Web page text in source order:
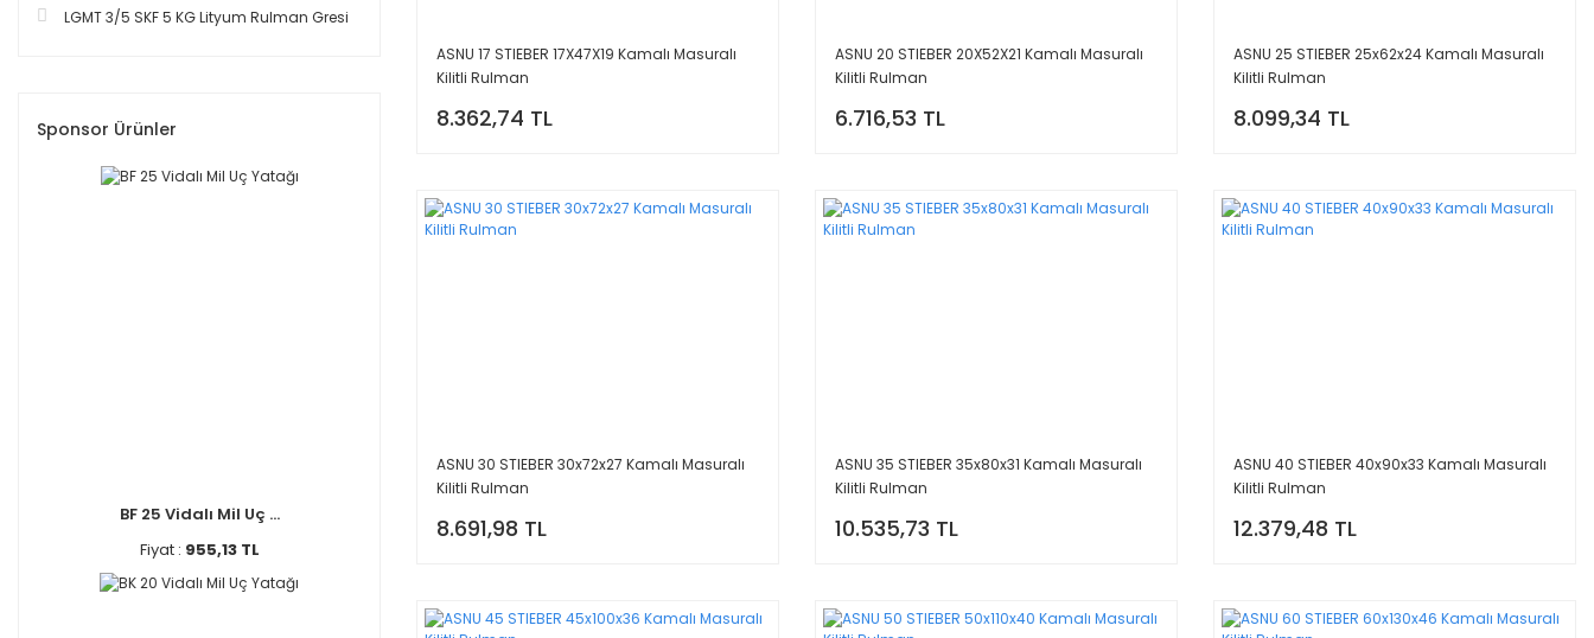
LGMT 3/5 SKF 5 KG Lityum Rulman Gresi
Sponsor Ürünler
BF 25 Vidalı Mil Uç ...
Fiyat : 955,13 TL
ASNU 17 STIEBER 17X47X19 Kamalı Masuralı
Kilitli Rulman
8.362,74 TL
ASNU 20 STIEBER 20X52X21 Kamalı Masuralı
Kilitli Rulman
6.716,53 TL
ASNU 25 STIEBER 25x62x24 Kamalı Masuralı
Kilitli Rulman
8.099,34 TL
ASNU 30 STIEBER 30x72x27 Kamalı Masuralı
Kilitli Rulman
8.691,98 TL
ASNU 35 STIEBER 35x80x31 Kamalı Masuralı
Kilitli Rulman
10.535,73 TL
ASNU 40 STIEBER 40x90x33 Kamalı Masuralı
Kilitli Rulman
12.379,48 TL